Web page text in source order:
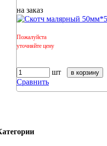
на заказ
Пожалуйста
уточняйте цену
шт в корзину
Сравнить